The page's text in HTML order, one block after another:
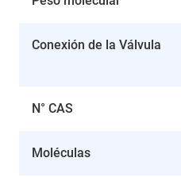
Conexión de la Válvula
N° CAS
Moléculas